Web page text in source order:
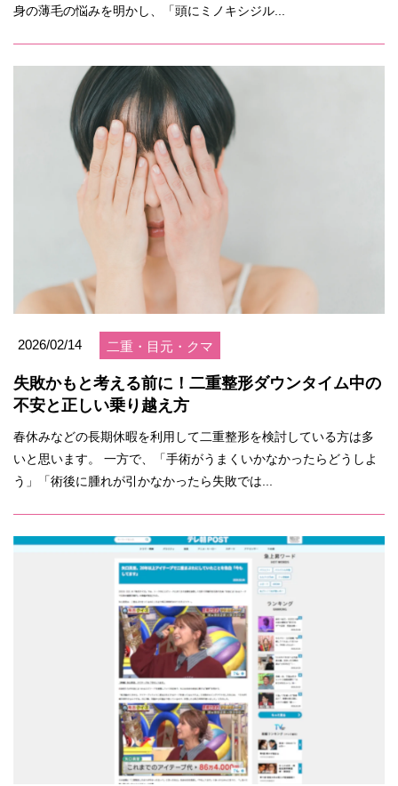
身の薄毛の悩みを明かし、「頭にミノキシジル...
2026/02/14 二重・目元・クマ
失敗かもと考える前に！二重整形ダウンタイム中の
不安と正しい乗り越え方
春休みなどの長期休暇を利用して二重整形を検討している方は多
いと思います。 一方で、「手術がうまくいかなかったらどうしよ
う」「術後に腫れが引かなかったら失敗では...